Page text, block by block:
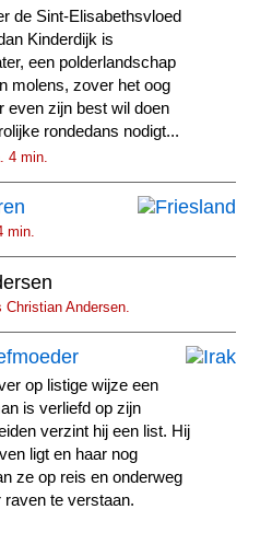
de Sint-Elisabethsvloed
Kinderdijk is
een polderlandschap
molens, zover het oog
even zijn best wil doen
rondedans nodigt...
4 min.
min.
Andersen.
op listige wijze een
is verliefd op zijn
verzint hij een list. Hij
ligt en haar nog
ze op reis en onderweg
raven te verstaan.